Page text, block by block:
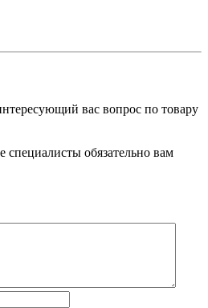
вас вопрос по товару
обязательно вам